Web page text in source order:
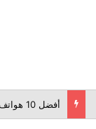
أفضل 10 هواتف في الفئة المتوسطة لعام 2026